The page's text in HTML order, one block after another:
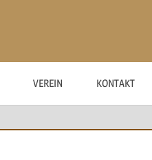
VEREIN KONTAKT